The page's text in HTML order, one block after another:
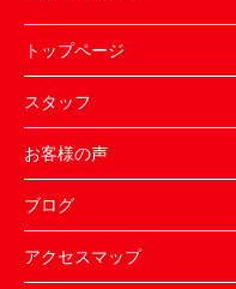
トップページ
スタッフ
お客様の声
ブログ
アクセスマップ